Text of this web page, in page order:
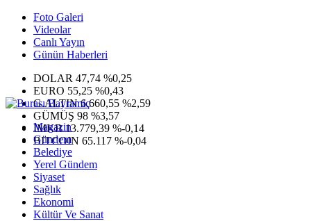
Foto Galeri
Videolar
Canlı Yayın
Günün Haberleri
DOLAR 47,74 %0,25
EURO 55,25 %0,43
G.ALTIN6.660,55 %2,59
GÜMÜŞ 98 %3,57
IMKB13.779,39 %-0,14
BITCOIN 65.117 %-0,04
Magazin
Gündem
Belediye
Yerel Gündem
Siyaset
Sağlık
Ekonomi
Kültür Ve Sanat